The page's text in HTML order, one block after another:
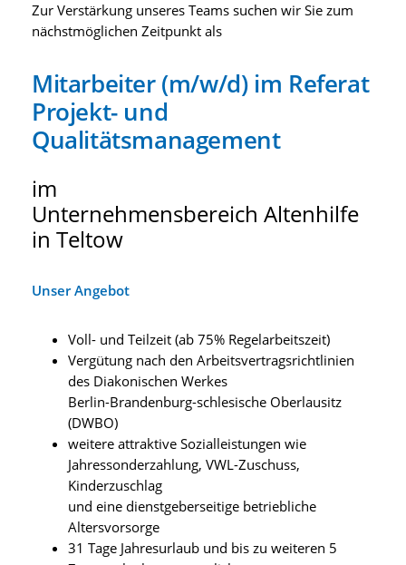
Zur Verstärkung unseres Teams suchen wir Sie zum
nächstmöglichen Zeitpunkt als
Mitarbeiter (m/w/d) im Referat
Projekt- und
Qualitätsmanagement
im
Unternehmensbereich Altenhilfe
in Teltow
Unser Angebot
Voll- und Teilzeit (ab 75% Regelarbeitszeit)
Vergütung nach den Arbeitsvertragsrichtlinien
des Diakonischen Werkes
Berlin-Brandenburg-schlesische Oberlausitz
(DWBO)
weitere attraktive Sozialleistungen wie
Jahressonderzahlung, VWL-Zuschuss,
Kinderzuschlag
und eine dienstgeberseitige betriebliche
Altersvorsorge
31 Tage Jahresurlaub und bis zu weiteren 5